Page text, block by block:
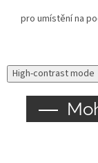
pro umístění na
High-contrast mode